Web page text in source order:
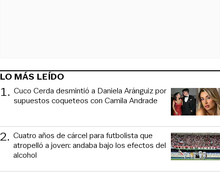
LO MÁS LEÍDO
1. Cuco Cerda desmintió a Daniela Aránguiz por
supuestos coqueteos con Camila Andrade
2. Cuatro años de cárcel para futbolista que
atropelló a joven: andaba bajo los efectos del
alcohol